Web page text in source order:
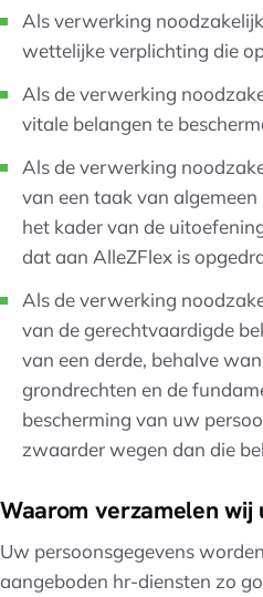
Als verwerking
wettelijke verplichting die
Als de verwerking
vitale belangen te
Als de verwerking
van een taak van
het kader van de
dat aan AlleZFlex is
Als de verwerking
van de gerechtvaardigde
van een derde, behalve
grondrechten en de
bescherming van uw
zwaarder wegen dan die
Waarom verzamelen wij
Uw persoonsgegevens
aangeboden hr-diensten zo